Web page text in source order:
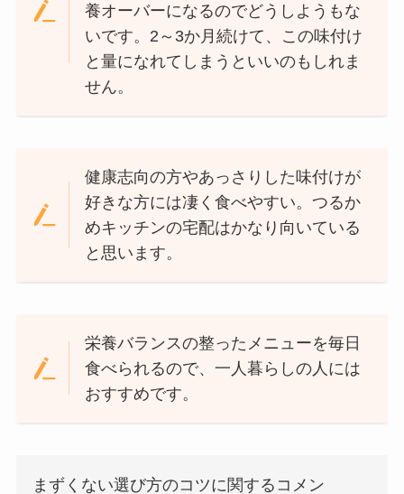
養オーバーになるのでどうしようもな
いです。2～3か月続けて、この味付け
と量になれてしまうといいのもしれま
せん。
健康志向の方やあっさりした味付けが
好きな方には凄く食べやすい。つるか
めキッチンの宅配はかなり向いている
と思います。
栄養バランスの整ったメニューを毎日
食べられるので、一人暮らしの人には
おすすめです。
まずくない選び方のコツに関するコメン